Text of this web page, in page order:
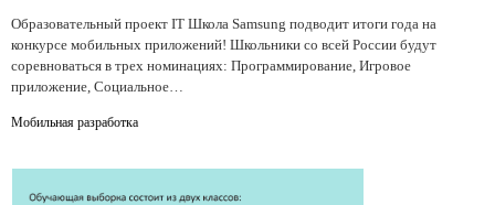
Образовательный проект IT Школа Samsung подводит итоги года на
конкурсе мобильных приложений! Школьники со всей России будут
соревноваться в трех номинациях: Программирование, Игровое
приложение, Социальное…
Мобильная разработка